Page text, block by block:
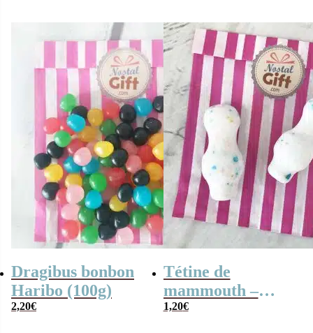
Dragibus bonbon
Haribo (100g)
2,20€
Tétine de
mammouth –
quille bonbon x2
1,20€